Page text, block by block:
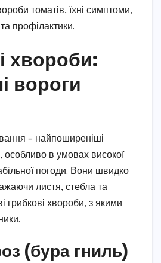
томатів, їхні симптоми,
профілактики.
хвороби:
вороги
– найпоширеніші
особливо в умовах високої
погоди. Вони швидко
листя, стебла та
грибкові хвороби, з якими
(бура гниль)